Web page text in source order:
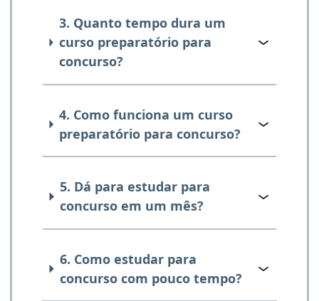
3. Quanto tempo dura um
curso preparatório para
concurso?
4. Como funciona um curso
preparatório para concurso?
5. Dá para estudar para
concurso em um mês?
6. Como estudar para
concurso com pouco tempo?